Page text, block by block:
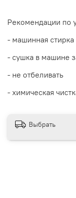
Рекомендации по
- машинная стирка
- сушка в машине
- не отбеливать
- химическая
Выбрать